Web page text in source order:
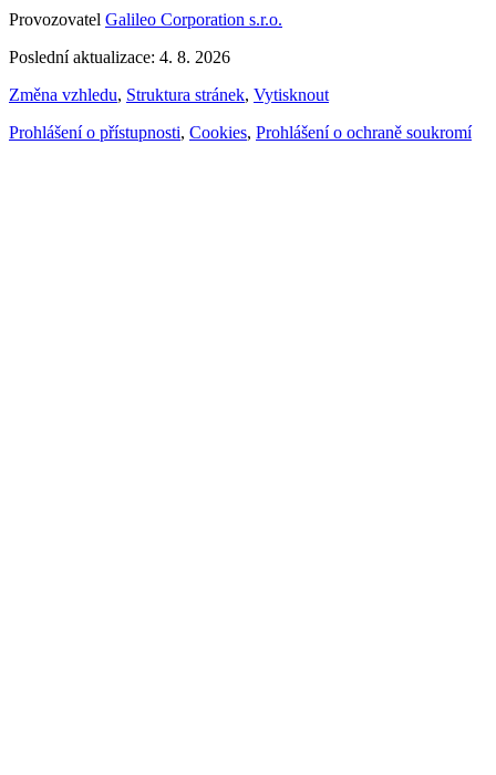
Provozovatel Galileo Corporation s.r.o.
Poslední aktualizace: 4. 8. 2026
Změna vzhledu, Struktura stránek, Vytisknout
Prohlášení o přístupnosti, Cookies, Prohlášení o ochraně soukromí